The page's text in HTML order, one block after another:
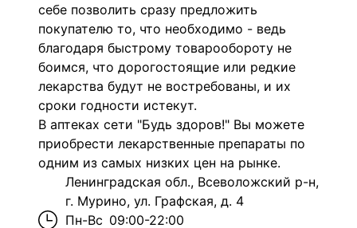
себе позволить сразу предложить
покупателю то, что необходимо - ведь
благодаря быстрому товарообороту не
боимся, что дорогостоящие или редкие
лекарства будут не востребованы, и их
сроки годности истекут.
В аптеках сети "Будь здоров!" Вы можете
приобрести лекарственные препараты по
одним из самых низких цен на рынке.
Ленинградская обл., Всеволожский р-н,
г. Мурино, ул. Графская, д. 4
Пн-Вс 09:00-22:00